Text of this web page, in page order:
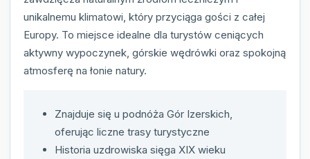
unikalnemu klimatowi, który przyciąga gości z całej
Europy. To miejsce idealne dla turystów ceniących
aktywny wypoczynek, górskie wędrówki oraz spokojną
atmosferę na łonie natury.
Znajduje się u podnóża Gór Izerskich,
oferując liczne trasy turystyczne
Historia uzdrowiska sięga XIX wieku